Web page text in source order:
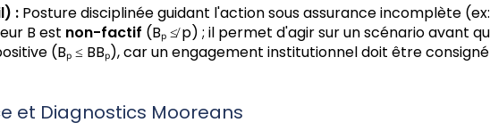
: Posture disciplinée guidant l'action sous assurance incomplète
B est non-factif (Bₚ ≰ p) ; il permet d'agir sur un scénario avant
(Bₚ ≤ BBₚ), car un engagement institutionnel doit être
et Diagnostics Mooreans